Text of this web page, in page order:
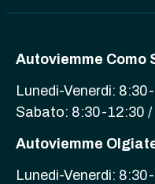
Autoviemme Como
Lunedi-Venerdi:
Sabato: 8:30-12:30
Autoviemme
Lunedi-Venerdi: